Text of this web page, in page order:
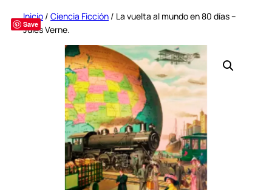
Save
Inicio / Ciencia Ficción / La vuelta al mundo en 80 días –
Jules Verne.